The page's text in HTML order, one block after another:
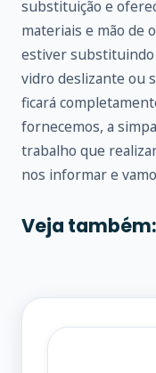
substituição e
materiais e mão de
estiver
vidro deslizante ou
ficará
fornecemos, a
trabalho que
nos informar e
Veja também: